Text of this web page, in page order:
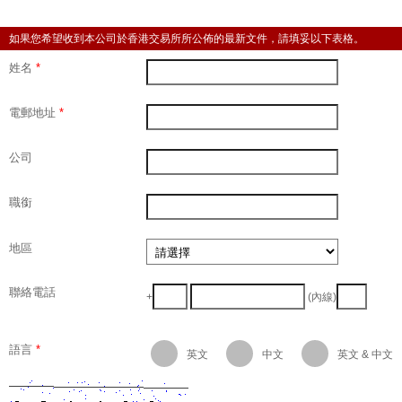
如果您希望收到本公司於香港交易所所公佈的最新文件，請填妥以下表格。
姓名 *
電郵地址 *
公司
職銜
地區
聯絡電話 + (內線)
語言 * 英文 中文 英文 & 中文